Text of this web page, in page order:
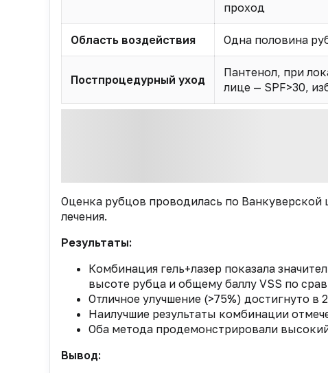
проход
Область воздействия Одна половина
Постпроцедурный уход
Пантенол, при
лице — SPF>30,
Оценка рубцов проводилась по Ванкуверской
лечения.
Результаты:
Комбинация гель+лазер показала
высоте рубца и общему баллу VSS по
Отличное улучшение (>75%) достигнуто
Наилучшие результаты комбинации
Оба метода продемонстрировали
Вывод: